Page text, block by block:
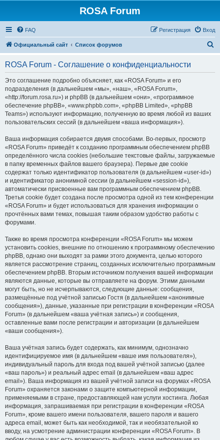
ROSA Forum
FAQ Вход
Регистрация
Официальный сайт Список форумов
ROSA Forum - Соглашение о конфиденциальности
Это соглашение подробно объясняет, как «ROSA Forum» и его
подразделения (в дальнейшем «мы», «наш», «ROSA Forum»,
«http://forum.rosa.ru») и phpBB (в дальнейшем «они», «программное
обеспечение phpBB», «www.phpbb.com», «phpBB Limited», «phpBB
Teams») используют информацию, полученную во время любой из ваших
пользовательских сессий (в дальнейшем «ваша информация»).
Ваша информация собирается двумя способами. Во-первых, просмотр
«ROSA Forum» приведёт к созданию программным обеспечением phpBB
определённого числа cookies (небольшие текстовые файлы, загружаемые
в папку временных файлов вашего браузера). Первые две cookie
содержат только идентификатор пользователя (в дальнейшем «user-id»)
и идентификатор анонимной сессии (в дальнейшем «session-id»),
автоматически присвоенные вам программным обеспечением phpBB.
Третья cookie будет создана после просмотра одной из тем конференции
«ROSA Forum» и будет использоваться для хранения информации о
прочтённых вами темах, повышая таким образом удобство работы с
форумами.
Также во время просмотра конференции «ROSA Forum» мы можем
установить cookies, внешние по отношению к программному обеспечению
phpBB, однако они выходят за рамки этого документа, целью которого
является рассмотрение страниц, созданных исключительно программным
обеспечением phpBB. Вторым источником получения вашей информации
являются данные, которые вы отправляете на форум. Этими данными
могут быть, но не исчерпываются, следующие данные: сообщения,
размещённые под учётной записью Гостя (в дальнейшем «анонимные
сообщения»), данные, указанные при регистрации в конференции «ROSA
Forum» (в дальнейшем «ваша учётная запись») и сообщения,
оставленные вами после регистрации и авторизации (в дальнейшем
«ваши сообщения»).
Ваша учётная запись будет содержать, как минимум, однозначно
идентифицируемое имя (в дальнейшем «ваше имя пользователя»),
индивидуальный пароль для входа под вашей учётной записью (далее
«ваш пароль») и реальный адрес email (в дальнейшем «ваш адрес
email»). Ваша информация из вашей учётной записи на форумах «ROSA
Forum» охраняется законами о защите компьютерной информации,
применяемыми в стране, предоставляющей нам услуги хостинга. Любая
информация, запрашиваемая при регистрации в конференции «ROSA
Forum», кроме вашего имени пользователя, вашего пароля и вашего
адреса email, может быть как необходимой, так и необязательной ко
вводу, на усмотрение администрации конференции «ROSA Forum». В